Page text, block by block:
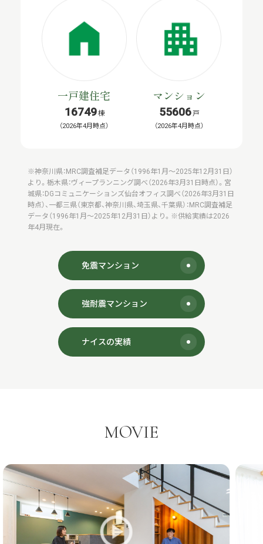
一戸建住宅
16749棟
（2026年4月時点）
マンション
55606戸
（2026年4月時点）
※神奈川県：MRC調査補足データ（1996年1月～2025年12月31日）
より。栃木県：ヴィープランニング調べ（2026年3月31日時点）。宮
城県：DGコミュニケーションズ仙台オフィス調べ（2026年3月31日
時点）、一都三県（東京都、神奈川県、埼玉県、千葉県）：MRC調査補足
データ（1996年1月～2025年12月31日）より。※供給実績は2026
年4月現在。
免震マンション
強耐震マンション
ナイスの実績
MOVIE